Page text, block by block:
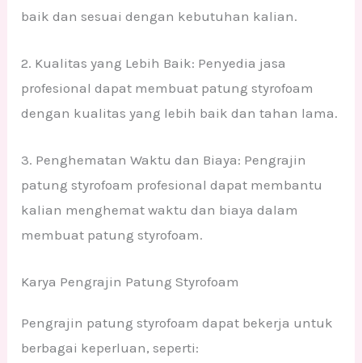
baik dan sesuai dengan kebutuhan kalian.
2. Kualitas yang Lebih Baik: Penyedia jasa
profesional dapat membuat patung styrofoam
dengan kualitas yang lebih baik dan tahan lama.
3. Penghematan Waktu dan Biaya: Pengrajin
patung styrofoam profesional dapat membantu
kalian menghemat waktu dan biaya dalam
membuat patung styrofoam.
Karya Pengrajin Patung Styrofoam
Pengrajin patung styrofoam dapat bekerja untuk
berbagai keperluan, seperti: